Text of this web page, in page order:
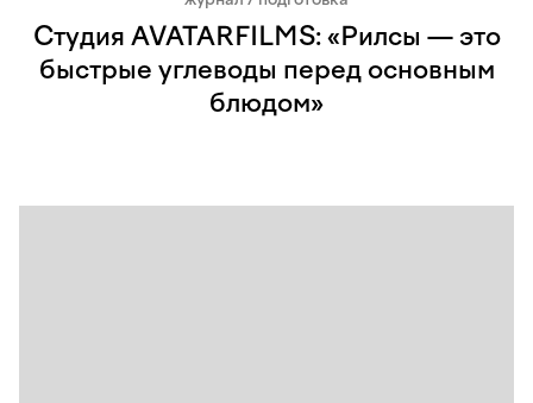
Студия AVATARFILMS: «Рилсы — это
быстрые углеводы перед основным
блюдом»